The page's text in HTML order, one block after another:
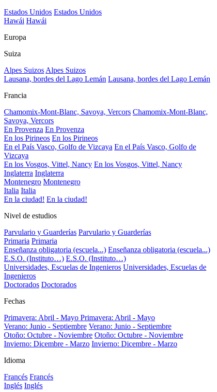
Estados Unidos Estados Unidos
Hawái Hawái
Europa
Suiza
Alpes Suizos Alpes Suizos
Lausana, bordes del Lago Lemán Lausana, bordes del Lago Lemán
Francia
Chamomix-Mont-Blanc, Savoya, Vercors Chamomix-Mont-Blanc,
Savoya, Vercors
En Provenza En Provenza
En los Pirineos En los Pirineos
En el País Vasco, Golfo de Vizcaya En el País Vasco, Golfo de
Vizcaya
En los Vosgos, Vittel, Nancy En los Vosgos, Vittel, Nancy
Inglaterra Inglaterra
Montenegro Montenegro
Italia Italia
En la ciudad! En la ciudad!
Nivel de estudios
Parvulario y Guarderías Parvulario y Guarderías
Primaria Primaria
Enseñanza obligatoria (escuela...) Enseñanza obligatoria (escuela...)
E.S.O. (Instituto…) E.S.O. (Instituto…)
Universidades, Escuelas de Ingenieros Universidades, Escuelas de
Ingenieros
Doctorados Doctorados
Fechas
Primavera: Abril - Mayo Primavera: Abril - Mayo
Verano: Junio - Septiembre Verano: Junio - Septiembre
Otoño: Octubre - Noviembre Otoño: Octubre - Noviembre
Invierno: Dicembre - Marzo Invierno: Dicembre - Marzo
Idioma
Francés Francés
Inglés Inglés